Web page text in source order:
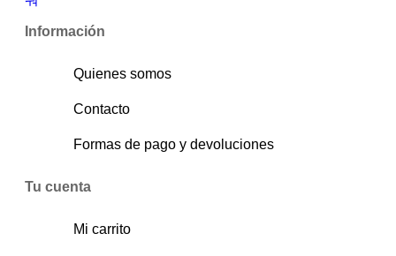
Información
Quienes somos
Contacto
Formas de pago y devoluciones
Tu cuenta
Mi carrito